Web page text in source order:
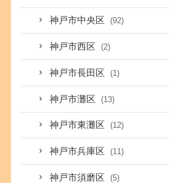
神戸市中央区 (92)
神戸市西区 (2)
神戸市長田区 (1)
神戸市灘区 (13)
神戸市東灘区 (12)
神戸市兵庫区 (11)
神戸市須磨区 (5)